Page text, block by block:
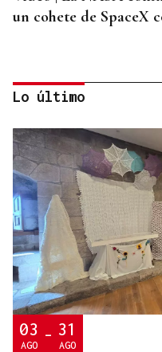
un cohete de SpaceX
ORÁCULO DAS BURGAS
Horóscopo del día:
Lo último
03
AGO - 31
AGO